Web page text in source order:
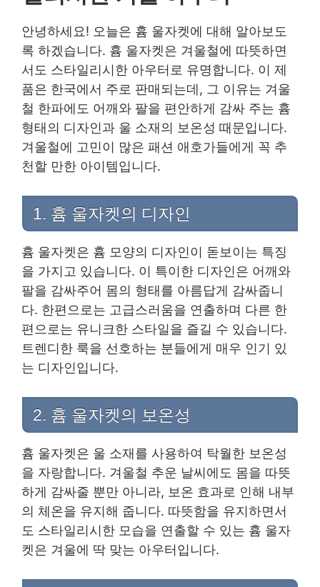
안녕하세요! 오늘은 흄 울자켓에 대해 알아보도
록 하겠습니다. 흄 울자켓은 겨울철에 따뜻하면
서도 스타일리시한 아우터로 유명합니다. 이 제
품은 한국에서 주로 판매되는데, 그 이유는 겨울
철 한파에도 어깨와 팔을 편안하게 감싸 주는 흄
형태의 디자인과 울 소재의 보온성 때문입니다.
겨울철에 고민이 많은 패션 애호가들에게 꼭 추
천할 만한 아이템입니다.
1. 흄 울자켓의 디자인
흄 울자켓은 흄 모양의 디자인이 돋보이는 특징
을 가지고 있습니다. 이 특이한 디자인은 어깨와
팔을 감싸주어 몸의 형태를 아름답게 감싸줍니
다. 한편으로는 고급스러움을 연출하며 다른 한
편으로는 유니크한 스타일을 즐길 수 있습니다.
트렌디한 룩을 선호하는 분들에게 매우 인기 있
는 디자인입니다.
2. 흄 울자켓의 보온성
흄 울자켓은 울 소재를 사용하여 탁월한 보온성
을 자랑합니다. 겨울철 추운 날씨에도 몸을 따뜻
하게 감싸줄 뿐만 아니라, 보온 효과로 인해 내부
의 체온을 유지해 줍니다. 따뜻함을 유지하면서
도 스타일리시한 모습을 연출할 수 있는 흄 울자
켓은 겨울에 딱 맞는 아우터입니다.